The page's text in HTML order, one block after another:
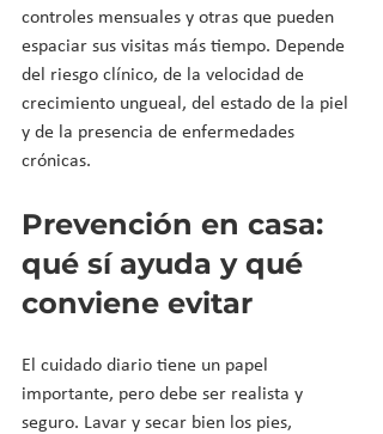
controles mensuales y otras que pueden
espaciar sus visitas más tiempo. Depende
del riesgo clínico, de la velocidad de
crecimiento ungueal, del estado de la piel
y de la presencia de enfermedades
crónicas.
Prevención en casa:
qué sí ayuda y qué
conviene evitar
El cuidado diario tiene un papel
importante, pero debe ser realista y
seguro. Lavar y secar bien los pies,